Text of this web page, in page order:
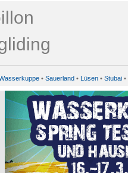
•Sauerland • Lüsen •Stubai •